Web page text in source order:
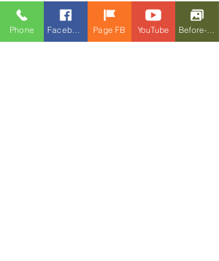
Phone Page FB YouTube